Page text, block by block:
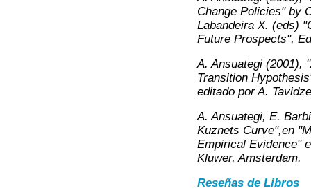
Change Policies" by
Labandeira X. (eds)
Future Prospects",
A. Ansuategi (2001),
Transition
editado por A.
A. Ansuategi, E.
Kuznets Curve",en
Empirical Evidence"
Kluwer, Amsterdam.
Reseñas de Libros